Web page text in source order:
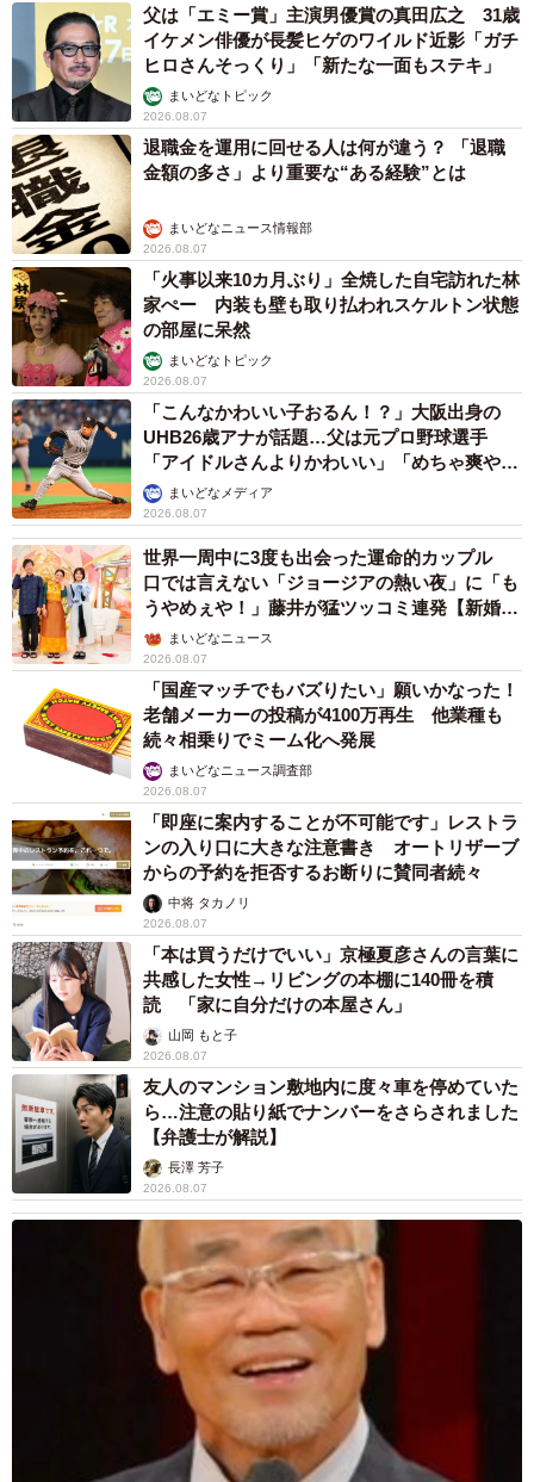
父は「エミー賞」主演男優賞の真田広之 31歳
イケメン俳優が長髪ヒゲのワイルド近影「ガチ
ヒロさんそっくり」「新たな一面もステキ」
まいどなトピック
2026.08.07
退職金を運用に回せる人は何が違う？ 「退職
金額の多さ」より重要な“ある経験”とは
まいどなニュース情報部
2026.08.07
「火事以来10カ月ぶり」全焼した自宅訪れた林
家ぺー 内装も壁も取り払われスケルトン状態
の部屋に呆然
まいどなトピック
2026.08.07
「こんなかわいい子おるん！？」大阪出身の
UHB26歳アナが話題…父は元プロ野球選手
「アイドルさんよりかわいい」「めちゃ爽や
か」まいどなメディア
2026.08.07
世界一周中に3度も出会った運命的カップル
口では言えない「ジョージアの熱い夜」に「も
うやめぇや！」藤井が猛ツッコミ連発【新婚さ
ん】まいどなニュース
2026.08.07
「国産マッチでもバズりたい」願いかなった！
老舗メーカーの投稿が4100万再生 他業種も
続々相乗りでミーム化へ発展
まいどなニュース調査部
2026.08.07
「即座に案内することが不可能です」レストラ
ンの入り口に大きな注意書き オートリザーブ
からの予約を拒否するお断りに賛同者続々
中将 タカノリ
2026.08.07
「本は買うだけでいい」京極夏彦さんの言葉に
共感した女性→リビングの本棚に140冊を積
読 「家に自分だけの本屋さん」
山岡 もと子
2026.08.07
友人のマンション敷地内に度々車を停めていた
ら…注意の貼り紙でナンバーをさらされました
【弁護士が解説】
長澤 芳子
2026.08.07